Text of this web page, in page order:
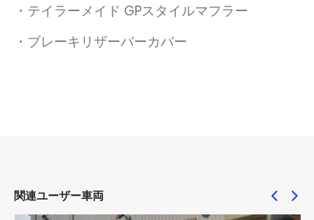
・テイラーメイド GPスタイルマフラー
・ブレーキリザーバーカバー
関連ユーザー車両